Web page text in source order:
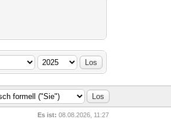
Es ist: 08.08.2026, 11:27